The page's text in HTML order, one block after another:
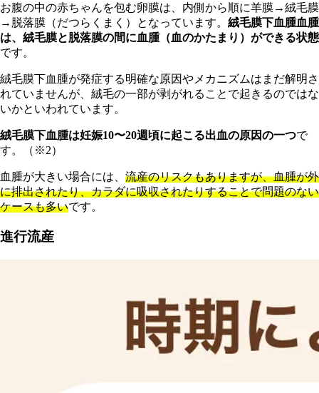
お腹の中の赤ちゃんを包む卵膜は、内側から順に羊膜→絨毛膜
→脱落膜（だつらくまく）となっています。 絨毛膜下血腫血腫
は、絨毛膜と脱落膜の間に血腫（血のかたまり）ができる状態
です。
絨毛膜下血腫が発症する明確な原因やメカニズムはまだ解明さ
れていませんが、絨毛の一部が剥がれることで起きるのではな
いかといわれています。
絨毛膜下血腫は妊娠10〜20週頃に起こる出血の原因の一つで
す。（※2）
血腫が大きい場合には、 流産のリスクもありますが、血腫が外
に排出されたり、カラダに吸収されたりすることで問題のない
ケースも多いです。
進行流産